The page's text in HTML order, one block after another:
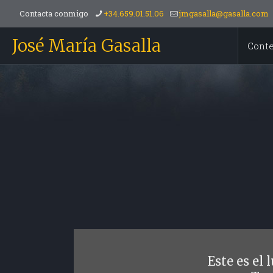
Contacta conmigo +34.659.01.51.06 jmgasalla@gasalla.com
José María Gasalla
Este es el